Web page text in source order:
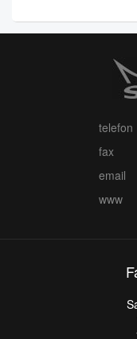
telefon
fax
email
www